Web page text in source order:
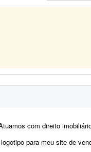
e regularização patrimonial. Nosso posicionamento é
Quero um logotipo para aplicar no meu site e nas